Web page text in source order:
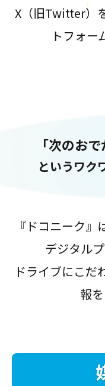
X（旧Twitter）
トフォー
「次のお
というワク
『ドコニーク
デジタル
ドライブにこだ
報